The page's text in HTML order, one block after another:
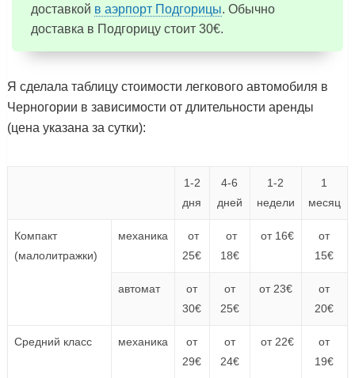
доставкой в аэрпорт Подгорицы. Обычно
доставка в Подгорицу стоит 30€.
Я сделала таблицу стоимости легкового автомобиля в
Черногории в зависимости от длительности аренды
(цена указана за сутки):
1-2
дня
4-6
дней
1-2
недели
1
месяц
Компакт
(малолитражки)
механика
от
25€
от
18€
от 16€
от
15€
автомат
от
30€
от
25€
от 23€
от
20€
Средний класс механика
от
29€
от
24€
от 22€
от
19€